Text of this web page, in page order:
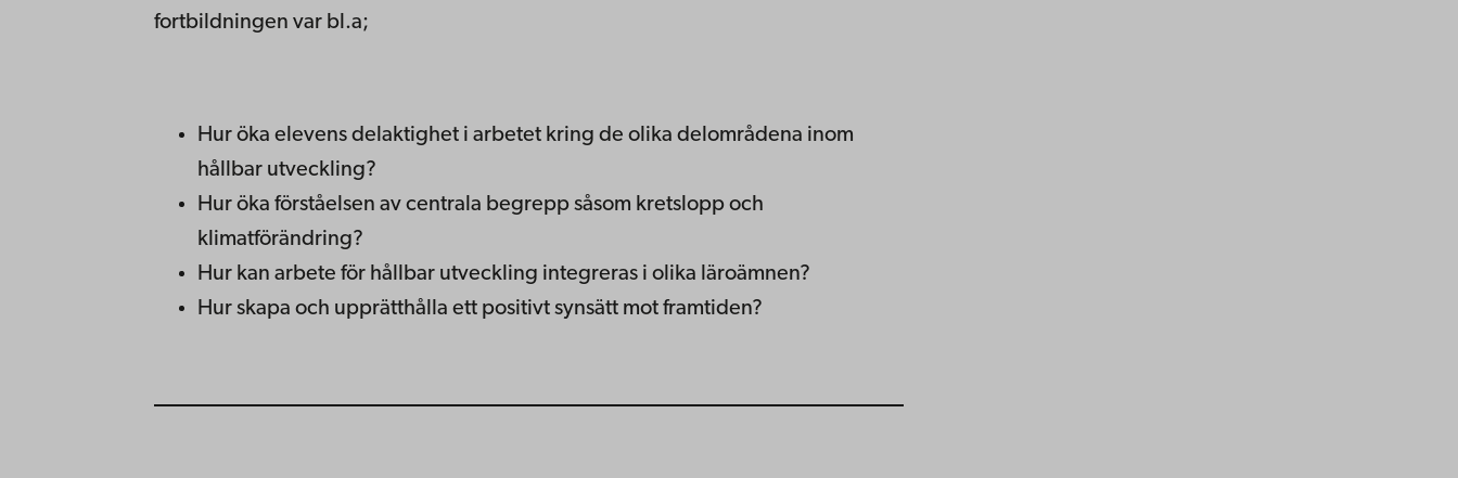
fortbildningen var bl.a;
Hur öka elevens delaktighet i arbetet kring de olika delområdena inom
hållbar utveckling?
Hur öka förståelsen av centrala begrepp såsom kretslopp och
klimatförändring?
Hur kan arbete för hållbar utveckling integreras i olika läroämnen?
Hur skapa och upprätthålla ett positivt synsätt mot framtiden?